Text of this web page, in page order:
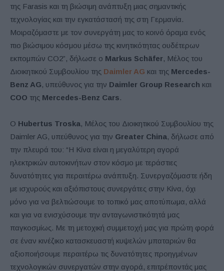
της Farasis και τη βιώσιμη ανάπτυξη μιας σημαντικής
τεχνολογίας και την εγκατάστασή της στη Γερμανία.
Μοιραζόμαστε με τον συνεργάτη μας το κοινό όραμα ενός
πιο βιώσιμου κόσμου μέσω της κινητικότητας ουδέτερων
εκπομπών CO2”, δήλωσε ο Markus Schäfer, Μέλος του
Διοικητικού Συμβουλίου της Daimler AG και της Mercedes-
Benz AG, υπεύθυνος για την Daimler Group Research και
COO της Mercedes-Benz Cars.
Ο Hubertus Troska, Μέλος του Διοικητικού Συμβουλίου της
Daimler AG, υπεύθυνος για την Greater China, δήλωσε από
την πλευρά του: “Η Κίνα είναι η μεγαλύτερη αγορά
ηλεκτρικών αυτοκινήτων στον κόσμο με τεράστιες
δυνατότητες για περαιτέρω ανάπτυξη. Συνεργαζόμαστε ήδη
με ισχυρούς και αξιόπιστους συνεργάτες στην Κίνα, όχι
μόνο για να βελτιώσουμε το τοπικό μας αποτύπωμα, αλλά
και για να ενισχύσουμε την ανταγωνιστικότητά μας
παγκοσμίως. Με τη μετοχική συμμετοχή μας για πρώτη φορά
σε έναν κινέζικο κατασκευαστή κυψελών μπαταριών θα
αξιοποιήσουμε περαιτέρω τις δυνατότητες προηγμένων
τεχνολογικών συνεργατών στην αγορά, επιτρέποντάς μας